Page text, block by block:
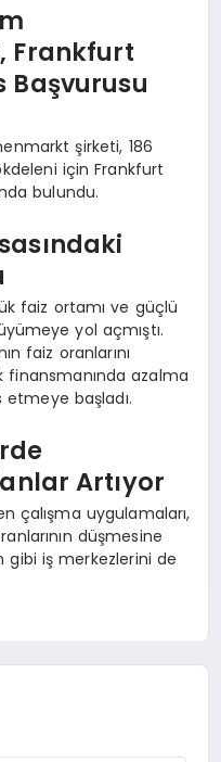
Frankfurt
Başvurusu
şirketi, 186
için Frankfurt
bulundu.
faiz ortamı ve güçlü
yol açmıştı.
faiz oranlarını
finansmanında azalma
başladı.
Artıyor
çalışma uygulamaları,
düşmesine
gibi iş merkezlerini de